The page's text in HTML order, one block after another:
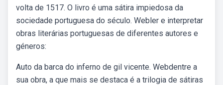
volta de 1517. O livro é uma sátira impiedosa da
sociedade portuguesa do século. Webler e interpretar
obras literárias portuguesas de diferentes autores e
géneros:
Auto da barca do inferno de gil vicente. Webdentre a
sua obra, a que mais se destaca é a trilogia de sátiras